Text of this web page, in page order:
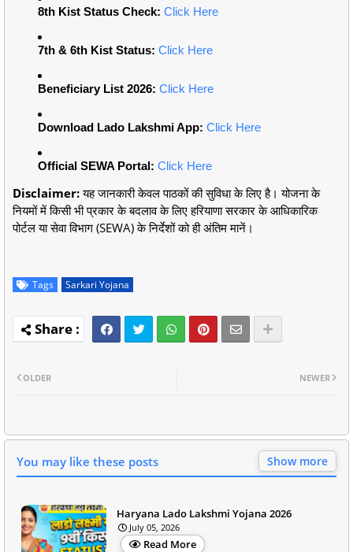
8th Kist Status Check: Click Here
7th & 6th Kist Status: Click Here
Beneficiary List 2026: Click Here
Download Lado Lakshmi App: Click Here
Official SEWA Portal: Click Here
Disclaimer:यह जानकारी केवल पाठकों की सुविधा के लिए है। योजना के
नियमों में किसी भी प्रकार के बदलाव के लिए हरियाणा सरकार के आधिकारिक
पोर्टल या सेवा विभाग (SEWA) के निर्देशों को ही अंतिम मानें।
Tags Sarkari Yojana
NEWER
OLDER
You may like these posts Show more
Haryana Lado Lakshmi Yojana 2026
July 05, 2026
Read More